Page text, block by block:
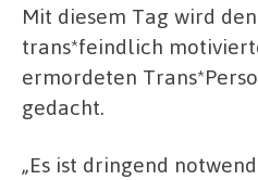
Mit diesem Tag wird
trans*feindlich
ermordeten
gedacht.
„Es ist dringend